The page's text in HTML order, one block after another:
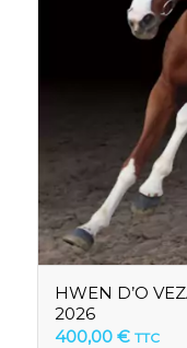
HWEN D’O
2026
400,00 € TTC